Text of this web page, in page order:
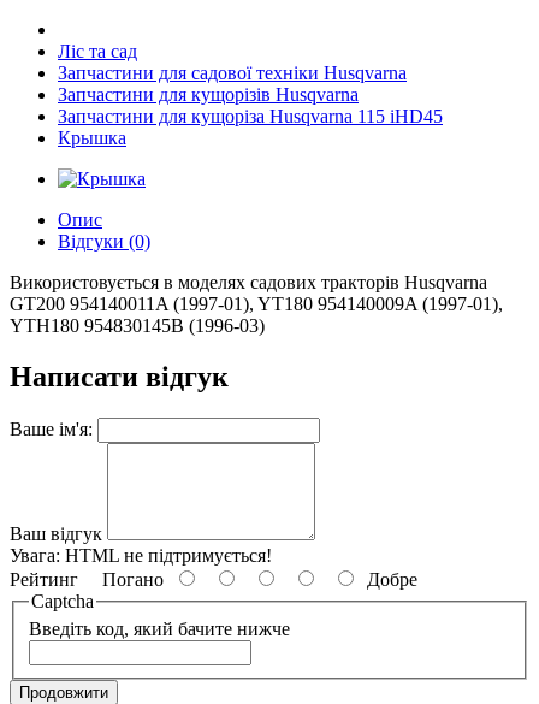
Ліс та сад
Запчастини для садової техніки Husqvarna
Запчастини для кущорізів Husqvarna
Запчастини для кущоріза Husqvarna 115 iHD45
Крышка
Опис
Відгуки (0)
Використовується в моделях садових тракторів Husqvarna
GT200 954140011A (1997-01), YT180 954140009A (1997-01),
YTH180 954830145B (1996-03)
Написати відгук
Ваше ім'я:
Ваш відгук
Увага: HTML не підтримується!
Рейтинг Погано
Добре
Captcha
Введіть код, який бачите нижче
Продовжити